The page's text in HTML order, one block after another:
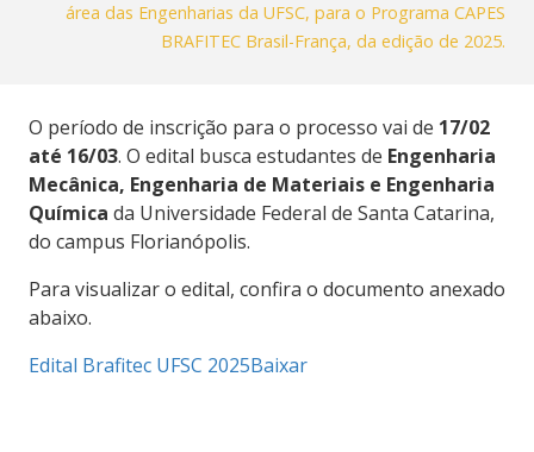
área das Engenharias da UFSC, para o Programa CAPES
BRAFITEC Brasil-França, da edição de 2025.
O período de inscrição para o processo vai de 17/02
até 16/03. O edital busca estudantes de Engenharia
Mecânica, Engenharia de Materiais e Engenharia
Química da Universidade Federal de Santa Catarina,
do campus Florianópolis.
Para visualizar o edital, confira o documento anexado
abaixo.
Edital Brafitec UFSC 2025Baixar